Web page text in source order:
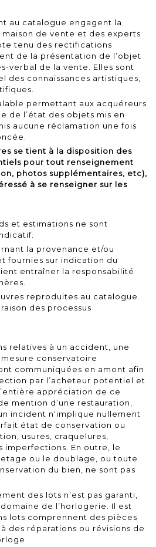
au catalogue engagent la
de vente et des experts
tenu des rectifications
de la présentation de l’objet
verbal de la vente. Elles sont
des connaissances artistiques,
permettant aux acquéreurs
de l’état des objets mis en
aucune réclamation une fois
se tient à la disposition des
pour tout renseignement
photos supplémentaires, etc),
à se renseigner sur les
et estimations ne sont
la provenance et/ou
fournies sur indication du
entraîner la responsabilité
reproduites au catalogue
des processus
relatives à un accident, une
conservatoire
communiquées en amont afin
par l’acheteur potentiel et
appréciation de ce
mention d’une restauration,
incident n'implique nullement
état de conservation ou
usures, craquelures,
imperfections. En outre, le
ou le doublage, ou toute
du bien, ne sont pas
des lots n’est pas garanti,
de l’horlogerie. Il est
lots comprennent des pièces
des réparations ou révisions de